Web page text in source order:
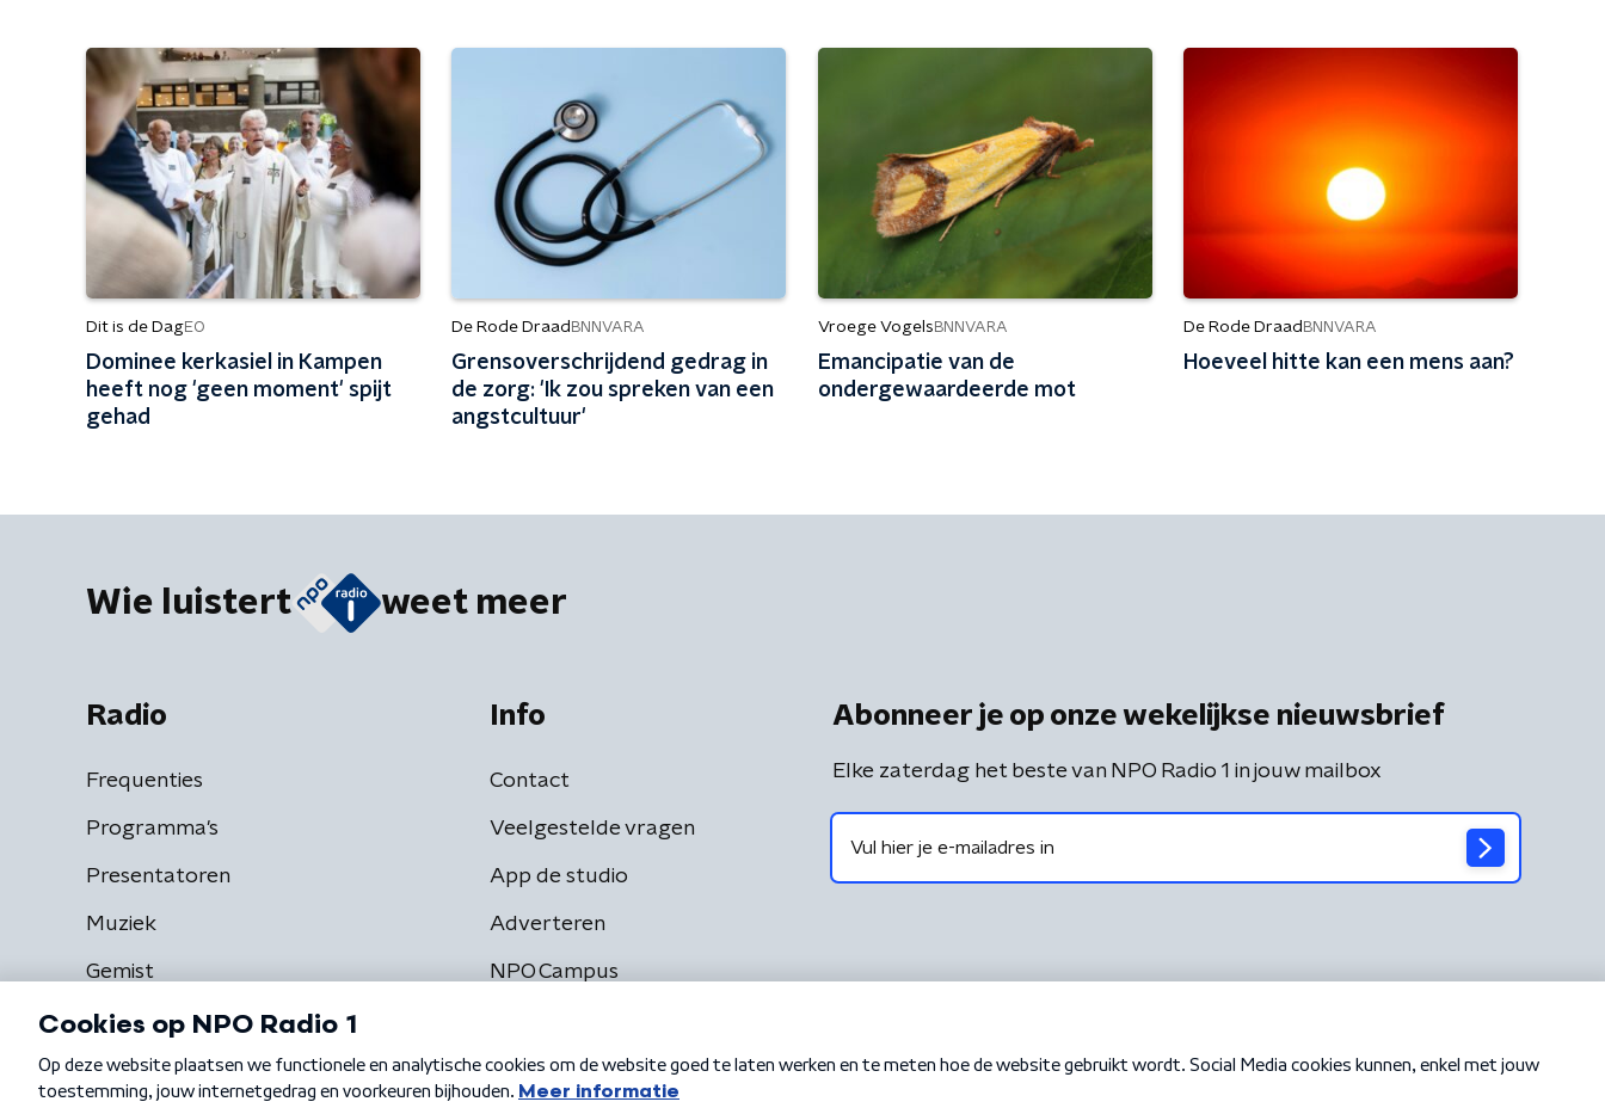
Dit is de DagEO
Dominee kerkasiel in Kampen
heeft nog 'geen moment' spijt
gehad
De Rode Draad BNNVARA
Grensoverschrijdend gedrag in
de zorg: 'Ik zou spreken van een
angstcultuur'
Vroege Vogels BNNVARA
Emancipatie van de
ondergewaardeerde mot
De Rode Draad BNNVARA
Hoeveel hitte kan een mens aan?
Wie luistert weet meer
Radio
Frequenties
Programma's
Presentatoren
Muziek
Gemist
Info
Contact
Veelgestelde vragen
App de studio
Adverteren
NPO Campus
Abonneer je op onze wekelijkse nieuwsbrief
Elke zaterdag het beste van NPO Radio 1 in jouw mailbox
Algemene voorwaarden Privacybeleid